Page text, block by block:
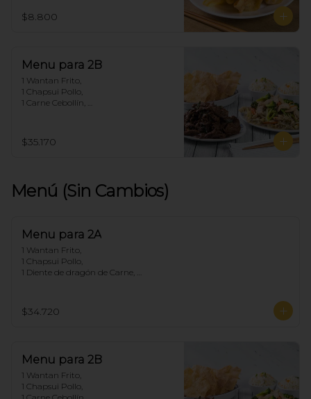
$8.800
Menu para 2B
1 Wantan Frito,
1 Chapsui Pollo,
1 Carne Cebollín,
$35.170
Menú (Sin Cambios)
Menu para 2A
1 Wantan Frito,
1 Chapsui Pollo,
1 Diente de dragón de Carne,
$34.720
Menu para 2B
1 Wantan Frito,
1 Chapsui Pollo,